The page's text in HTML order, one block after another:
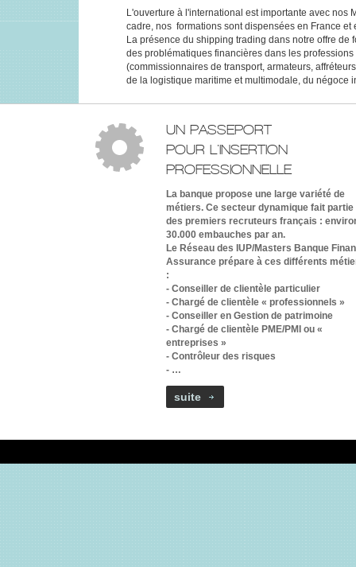
L'ouverture à l'international est importante avec
cadre, nos formations sont dispensées en France et
La présence du shipping trading dans notre offre
des problématiques financières dans les
(commissionnaires de transport, armateurs,
de la logistique maritime et multimodale, du
UN PASSEPORT
POUR L'INSERTION
PROFESSIONNELLE
La banque propose une large variété de
métiers. Ce secteur dynamique fait partie
des premiers recruteurs français :
30.000 embauches par an.
Le Réseau des IUP/Masters Banque
Assurance prépare à ces différents
:
- Conseiller de clientèle particulier
- Chargé de clientèle « professionnels »
- Conseiller en Gestion de patrimoine
- Chargé de clientèle PME/PMI ou «
entreprises »
- Contrôleur des risques
- …
suite